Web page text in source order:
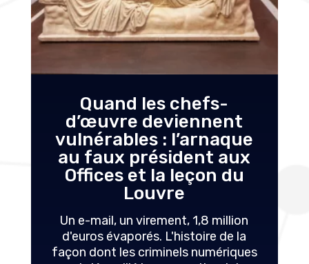
Quand les chefs-
d’œuvre deviennent
vulnérables : l’arnaque
au faux président aux
Offices et la leçon du
Louvre
Un e-mail, un virement, 1,8 million
d'euros évaporés. L'histoire de la
façon dont les criminels numériques